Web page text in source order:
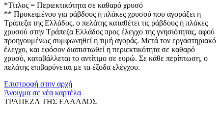
*Τίτλος = Περιεκτικότητα σε καθαρό χρυσό
** Προκειμένου για ράβδους ή πλάκες χρυσού που αγοράζει η
Τράπεζα της Ελλάδος, ο πελάτης καταθέτει τις ράβδους ή πλάκες
χρυσού στην Τράπεζα Ελλάδος προς έλεγχο της γνησιότητας, αφού
προηγουμένως συμφωνηθεί η τιμή αγοράς. Μετά τον εργαστηριακό
έλεγχο, και εφόσον διαπιστωθεί η περιεκτικότητα σε καθαρό
χρυσό, καταβάλλεται το αντίτιμο σε ευρώ. Σε κάθε περίπτωση, ο
πελάτης επιβαρύνεται με τα έξοδα ελέγχου.
Επιστροφή στην αρχή
Άνοιγμα σε νέα καρτέλα
ΤΡΑΠΕΖΑ ΤΗΣ ΕΛΛΑΔΟΣ